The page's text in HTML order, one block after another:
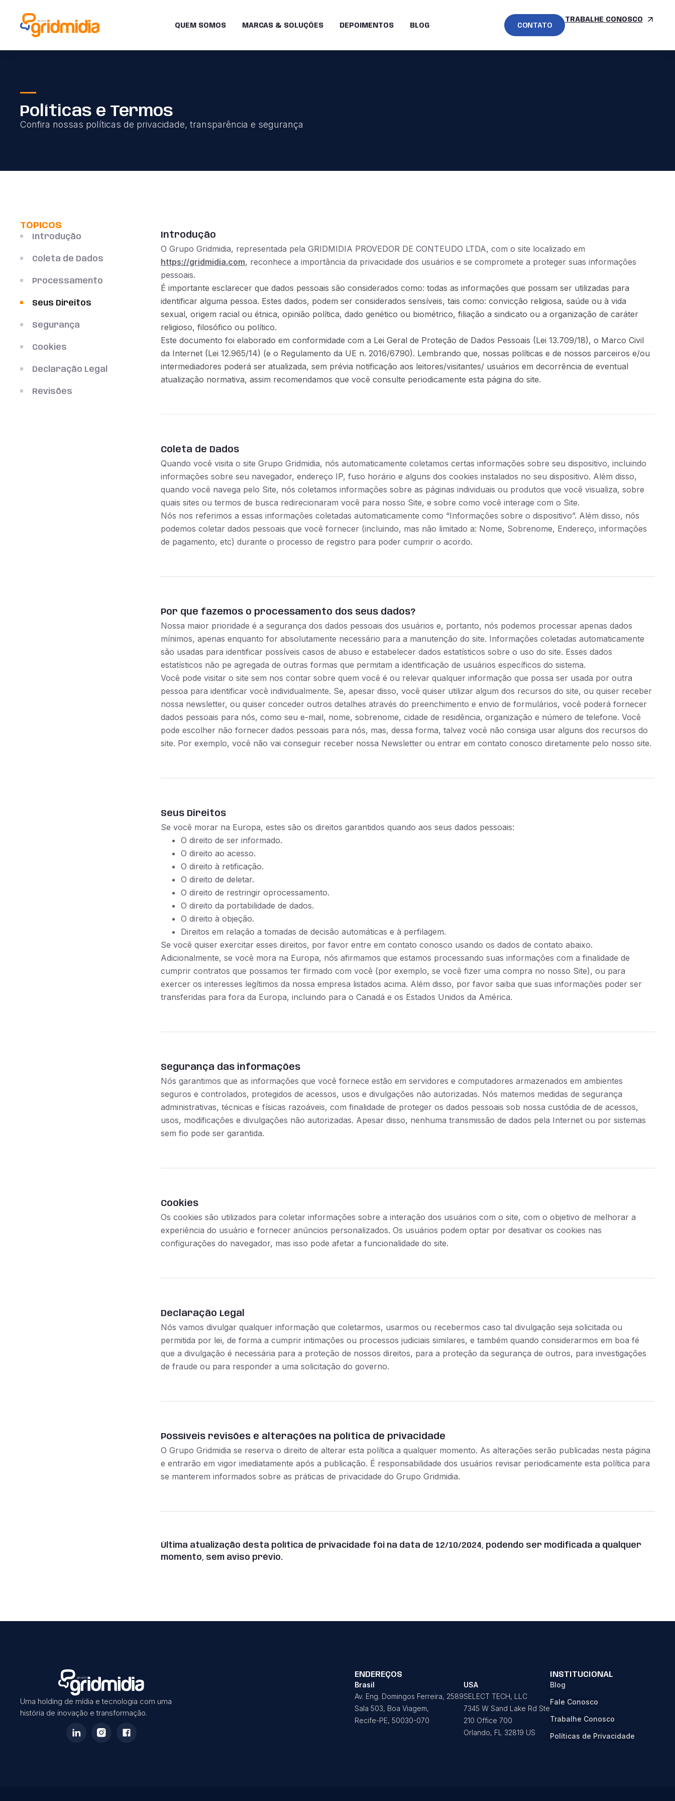
QUEM SOMOS MARCAS & SOLUÇÕES DEPOIMENTOS BLOG CONTATO
TRABALHE CONOSCO
Políticas e Termos
Confira nossas políticas de privacidade, transparência e segurança
TÓPICOS
Introdução
Coleta de Dados
Processamento
Seus Direitos
Segurança
Cookies
Declaração Legal
Revisões
Introdução
O Grupo Gridmidia, representada pela GRIDMIDIA PROVEDOR DE CONTEUDO LTDA, com o site localizado em
https://gridmidia.com, reconhece a importância da privacidade dos usuários e se compromete a proteger suas informações
pessoais.
É importante esclarecer que dados pessoais são considerados como: todas as informações que possam ser utilizadas para
identificar alguma pessoa. Estes dados, podem ser considerados sensíveis, tais como: convicção religiosa, saúde ou à vida
sexual, origem racial ou étnica, opinião política, dado genético ou biométrico, filiação a sindicato ou a organização de caráter
religioso, filosófico ou político.
Este documento foi elaborado em conformidade com a Lei Geral de Proteção de Dados Pessoais (Lei 13.709/18), o Marco Civil
da Internet (Lei 12.965/14) (e o Regulamento da UE n. 2016/6790). Lembrando que, nossas políticas e de nossos parceiros e/ou
intermediadores poderá ser atualizada, sem prévia notificação aos leitores/visitantes/ usuários em decorrência de eventual
atualização normativa, assim recomendamos que você consulte periodicamente esta página do site.
Coleta de Dados
Quando você visita o site Grupo Gridmidia, nós automaticamente coletamos certas informações sobre seu dispositivo, incluindo
informações sobre seu navegador, endereço IP, fuso horário e alguns dos cookies instalados no seu dispositivo. Além disso,
quando você navega pelo Site, nós coletamos informações sobre as páginas individuais ou produtos que você visualiza, sobre
quais sites ou termos de busca redirecionaram você para nosso Site, e sobre como você interage com o Site.
Nós nos referimos a essas informações coletadas automaticamente como “Informações sobre o dispositivo”. Além disso, nós
podemos coletar dados pessoais que você fornecer (incluindo, mas não limitado a: Nome, Sobrenome, Endereço, informações
de pagamento, etc) durante o processo de registro para poder cumprir o acordo.
Por que fazemos o processamento dos seus dados?
Nossa maior prioridade é a segurança dos dados pessoais dos usuários e, portanto, nós podemos processar apenas dados
mínimos, apenas enquanto for absolutamente necessário para a manutenção do site. Informações coletadas automaticamente
são usadas para identificar possíveis casos de abuso e estabelecer dados estatísticos sobre o uso do site. Esses dados
estatísticos não pe agregada de outras formas que permitam a identificação de usuários específicos do sistema.
Você pode visitar o site sem nos contar sobre quem você é ou relevar qualquer informação que possa ser usada por outra
pessoa para identificar você individualmente. Se, apesar disso, você quiser utilizar algum dos recursos do site, ou quiser receber
nossa newsletter, ou quiser conceder outros detalhes através do preenchimento e envio de formulários, você poderá fornecer
dados pessoais para nós, como seu e-mail, nome, sobrenome, cidade de residência, organização e número de telefone. Você
pode escolher não fornecer dados pessoais para nós, mas, dessa forma, talvez você não consiga usar alguns dos recursos do
site. Por exemplo, você não vai conseguir receber nossa Newsletter ou entrar em contato conosco diretamente pelo nosso site.
Seus Direitos
Se você morar na Europa, estes são os direitos garantidos quando aos seus dados pessoais:
O direito de ser informado.
O direito ao acesso.
O direito à retificação.
O direito de deletar.
O direito de restringir oprocessamento.
O direito da portabilidade de dados.
O direito à objeção.
Direitos em relação a tomadas de decisão automáticas e à perfilagem.
Se você quiser exercitar esses direitos, por favor entre em contato conosco usando os dados de contato abaixo.
Adicionalmente, se você mora na Europa, nós afirmamos que estamos processando suas informações com a finalidade de
cumprir contratos que possamos ter firmado com você (por exemplo, se você fizer uma compra no nosso Site), ou para
exercer os interesses legítimos da nossa empresa listados acima. Além disso, por favor saiba que suas informações poder ser
transferidas para fora da Europa, incluindo para o Canadá e os Estados Unidos da América.
Segurança das informações
Nós garantimos que as informações que você fornece estão em servidores e computadores armazenados em ambientes
seguros e controlados, protegidos de acessos, usos e divulgações não autorizadas. Nós matemos medidas de segurança
administrativas, técnicas e físicas razoáveis, com finalidade de proteger os dados pessoais sob nossa custódia de de acessos,
usos, modificações e divulgações não autorizadas. Apesar disso, nenhuma transmissão de dados pela Internet ou por sistemas
sem fio pode ser garantida.
Cookies
Os cookies são utilizados para coletar informações sobre a interação dos usuários com o site, com o objetivo de melhorar a
experiência do usuário e fornecer anúncios personalizados. Os usuários podem optar por desativar os cookies nas
configurações do navegador, mas isso pode afetar a funcionalidade do site.
Declaração Legal
Nós vamos divulgar qualquer informação que coletarmos, usarmos ou recebermos caso tal divulgação seja solicitada ou
permitida por lei, de forma a cumprir intimações ou processos judiciais similares, e também quando considerarmos em boa fé
que a divulgação é necessária para a proteção de nossos direitos, para a proteção da segurança de outros, para investigações
de fraude ou para responder a uma solicitação do governo.
Possíveis revisões e alterações na política de privacidade
O Grupo Gridmidia se reserva o direito de alterar esta política a qualquer momento. As alterações serão publicadas nesta página
e entrarão em vigor imediatamente após a publicação. É responsabilidade dos usuários revisar periodicamente esta política para
se manterem informados sobre as práticas de privacidade do Grupo Gridmidia.
Última atualização desta política de privacidade foi na data de 12/10/2024, podendo ser modificada a qualquer
momento, sem aviso prévio.
Uma holding de mídia e tecnologia com uma
história de inovação e transformação.
ENDEREÇOS
Brasil
Av. Eng. Domingos Ferreira, 2589
Sala 503, Boa Viagem,
Recife-PE, 50030-070
USA
SELECT TECH, LLC
7345 W Sand Lake Rd Ste
210 Office 700
Orlando, FL 32819 US
INSTITUCIONAL
Blog
Fale Conosco
Trabalhe Conosco
Políticas de Privacidade